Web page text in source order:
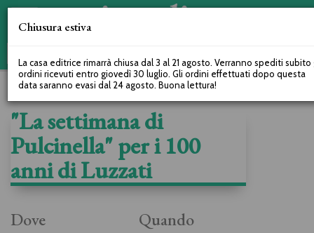
"La settimana di
Pulcinella" per i 100
anni di Luzzati
Dove Quando
Chiusura estiva
La casa editrice rimarrà chiusa dal 3 al 21 agosto. Verranno spediti subito
ordini ricevuti entro giovedì 30 luglio. Gli ordini effettuati dopo questa
data saranno evasi dal 24 agosto. Buona lettura!